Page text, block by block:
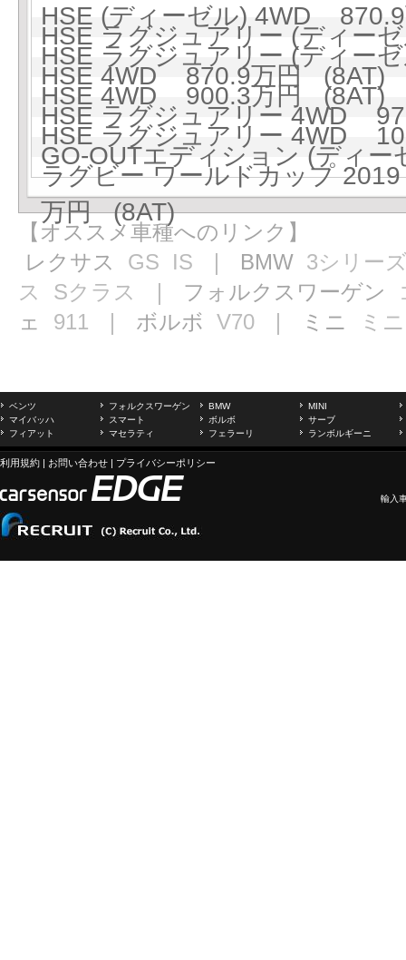
HSE (ディーゼル) 4WD
HSE ラグジュアリー (ディ
HSE ラグジュアリー (ディ
HSE 4WD 870.9万円 (8AT)
HSE 4WD 900.3万円 (8AT)
HSE ラグジュアリー 4WD
HSE ラグジュアリー 4WD
GO-OUTエディション (ディ
ラグビー ワールドカップ
万円 (8AT)
【オススメ車種へのリンク】
レクサス GS IS ｜ BMW 3シリー
ス
Sクラス ｜ フォルクスワーゲン
ェ 911 ｜ ボルボ V70 ｜ ミニ ミニ
ベンツ フォルクスワーゲン BMW
MINI
マイバッハ
スマート ボルボ
サーブ
フィアット
マセラティ フェラーリ ランボルギーニ
利用規約 | お問い合わせ | プライバシーポリシー
輸入